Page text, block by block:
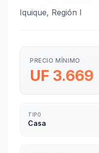
Iquique, Región I
PRECIO MÍNIMO
UF 3.669
TIPO
Casa